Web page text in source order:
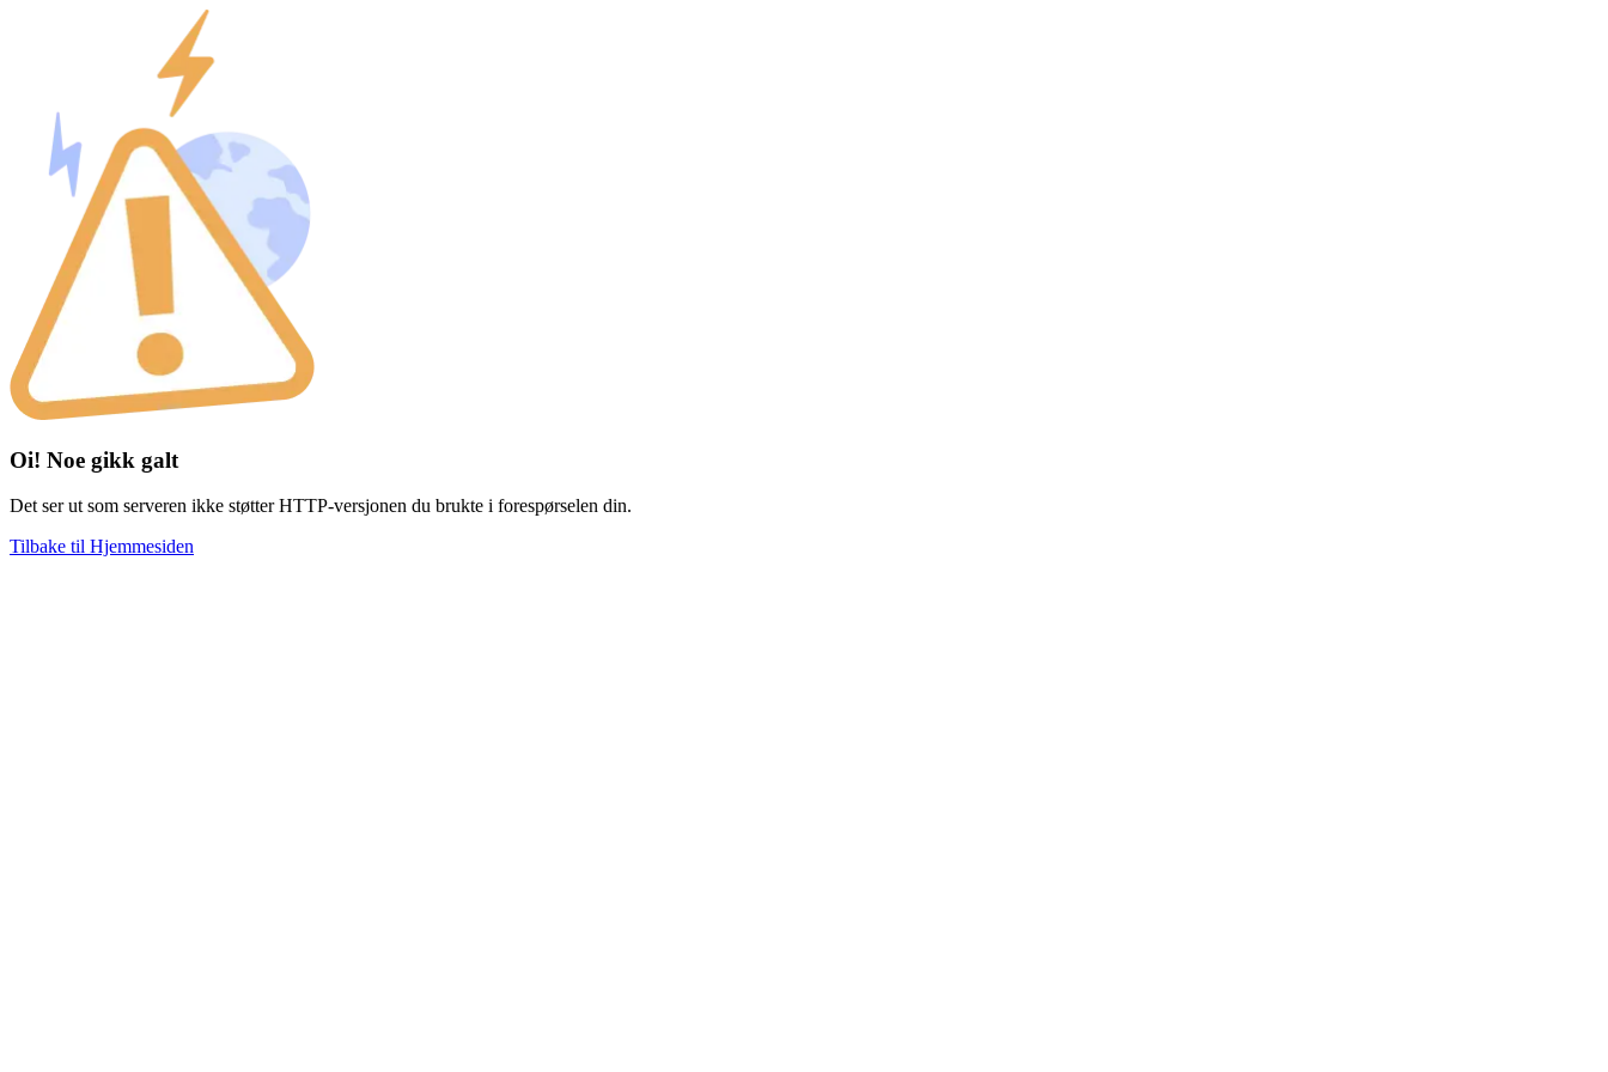
Oi! Noe gikk galt
Det ser ut som serveren ikke støtter HTTP-versjonen du brukte i forespørselen din.
Tilbake til Hjemmesiden